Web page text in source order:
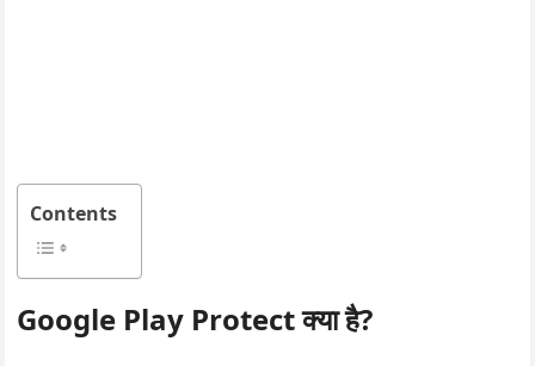
Contents
Google Play Protect क्या है?